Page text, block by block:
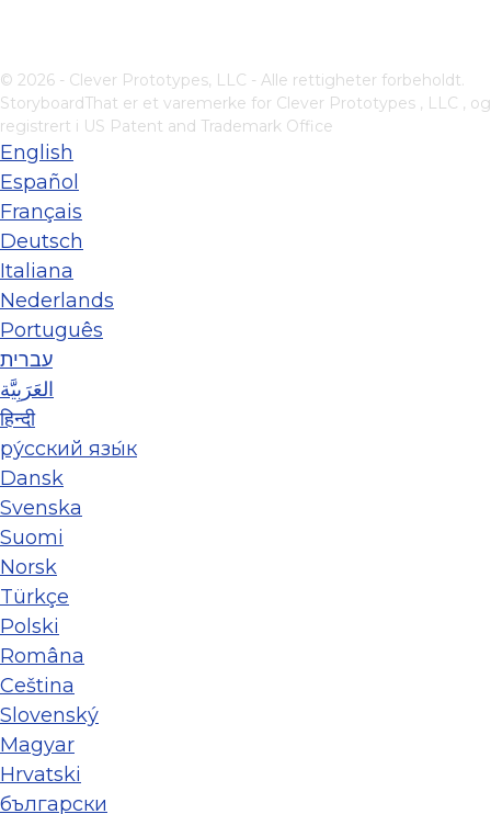
© 2026 - Clever Prototypes, LLC - Alle rettigheter forbeholdt.
StoryboardThat er et varemerke for Clever Prototypes , LLC , og
registrert i US Patent and Trademark Office
English
Español
Français
Deutsch
Italiana
Nederlands
Português
עברית
العَرَبِيَّة
हिन्दी
ру́сский язы́к
Dansk
Svenska
Suomi
Norsk
Türkçe
Polski
Româna
Ceština
Slovenský
Magyar
Hrvatski
български